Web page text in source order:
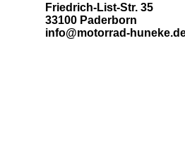
Friedrich-List-Str. 35
33100 Paderborn
info@motorrad-